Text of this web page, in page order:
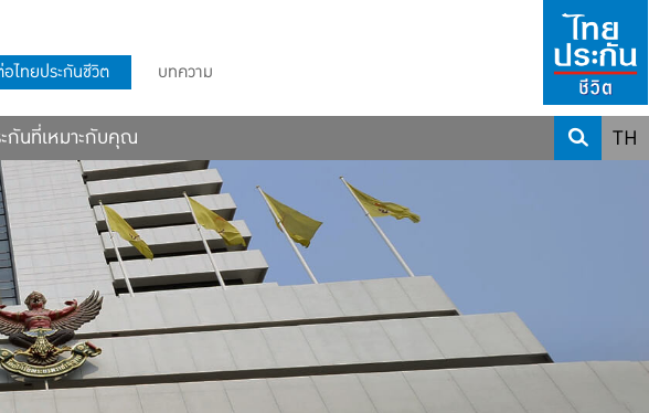
ไทยประกันชีวิต บทความ
กันที่เหมาะกับคุณ TH